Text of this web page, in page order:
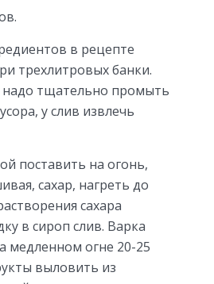
в рецепте
трехлитровых банки.
тщательно промыть
у слив извлечь
поставить на огонь,
сахар, нагреть до
сахара
в сироп слив. Варка
медленном огне 20-25
выловить из